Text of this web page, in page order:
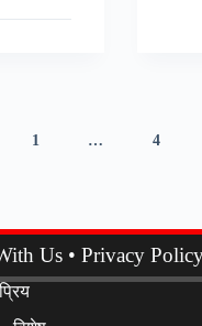
1 … 4
Us • Privacy